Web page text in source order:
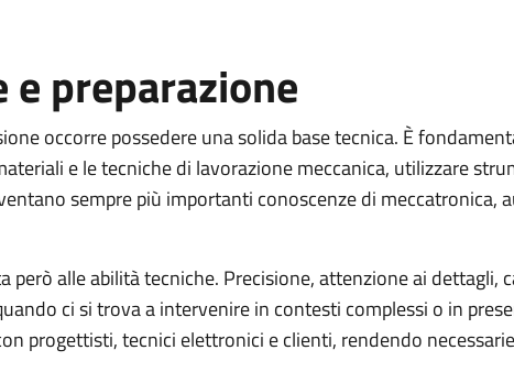
e preparazione
occorre possedere una solida base tecnica. È
e le tecniche di lavorazione meccanica, utilizzare
sempre più importanti conoscenze di meccatronica,
però alle abilità tecniche. Precisione, attenzione ai
ci si trova a intervenire in contesti complessi o in
progettisti, tecnici elettronici e clienti, rendendo